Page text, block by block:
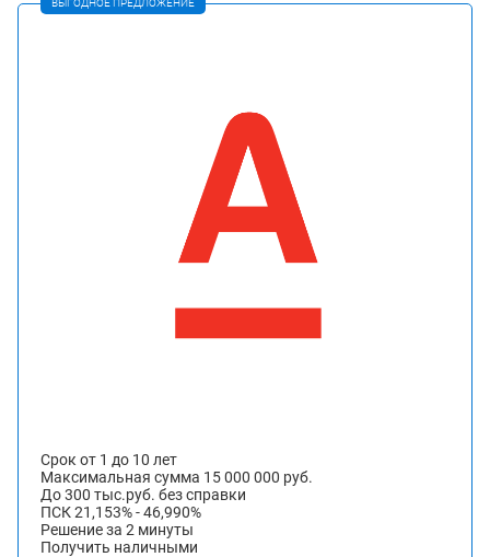
Срок от 1 до 10 лет
Максимальная сумма 15 000 000 руб.
До 300 тыс.руб. без справки
ПСК 21,153% - 46,990%
Решение за 2 минуты
Получить наличными